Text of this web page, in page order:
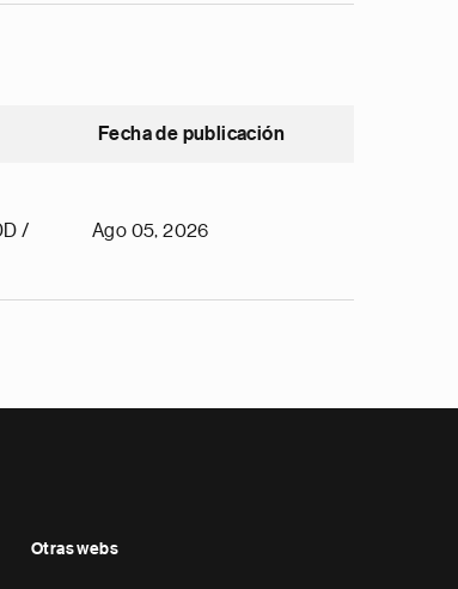
Fecha de publicación
/
Ago 05, 2026
Otras webs